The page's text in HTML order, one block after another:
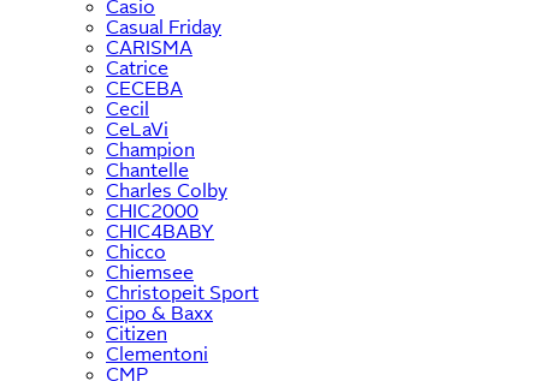
Casio
Casual Friday
CARISMA
Catrice
CECEBA
Cecil
CeLaVi
Champion
Chantelle
Charles Colby
CHIC2000
CHIC4BABY
Chicco
Chiemsee
Christopeit Sport
Cipo & Baxx
Citizen
Clementoni
CMP